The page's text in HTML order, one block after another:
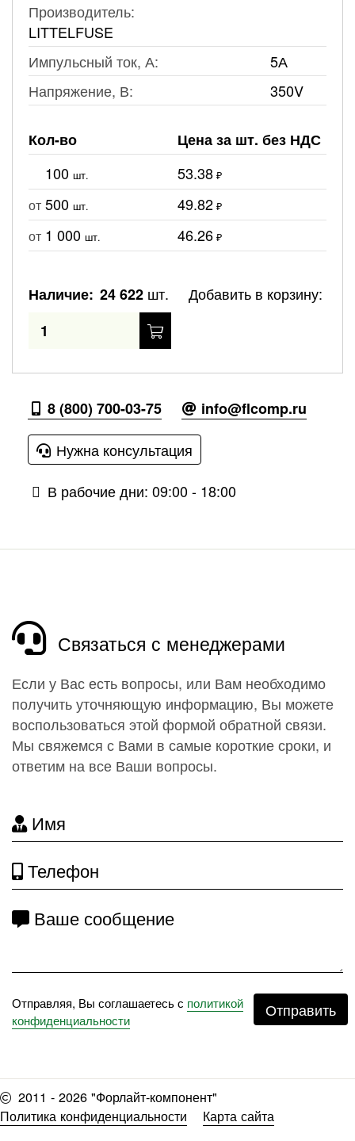
Производитель:
LITTELFUSE
Импульсный ток, А:
5А
Напряжение, В:
350V
Кол-во
Цена за шт. без НДС
100 шт. 53.38 ₽
от 500 шт. 49.82 ₽
от 1 000 шт. 46.26 ₽
Наличие: 24 622 шт. Добавить в корзину:
8 (800) 700-03-75
info@flcomp.ru
Нужна консультация
В рабочие дни: 09:00 - 18:00
Связаться с менеджерами
Если у Вас есть вопросы, или Вам необходимо
получить уточняющую информацию, Вы можете
воспользоваться этой формой обратной связи.
Мы свяжемся с Вами в самые короткие сроки, и
ответим на все Ваши вопросы.
Имя
Телефон
Ваше сообщение
Отправляя, Вы соглашаетесь с политикой
конфиденциальности
Отправить
2011 - 2026 "Форлайт-компонент"
Политика конфиденциальности
Карта сайта